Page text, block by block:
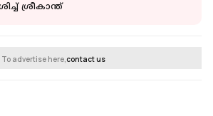
ശ്രീകാന്ത്
To advertise here,contact us